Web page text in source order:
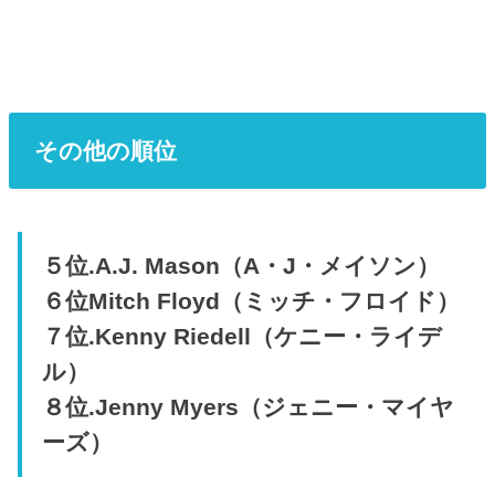
その他の順位
５位.A.J. Mason（A・J・メイソン）
６位Mitch Floyd（ミッチ・フロイド）
７位.Kenny Riedell（ケニー・ライデ
ル）
８位.Jenny Myers（ジェニー・マイヤ
ーズ）